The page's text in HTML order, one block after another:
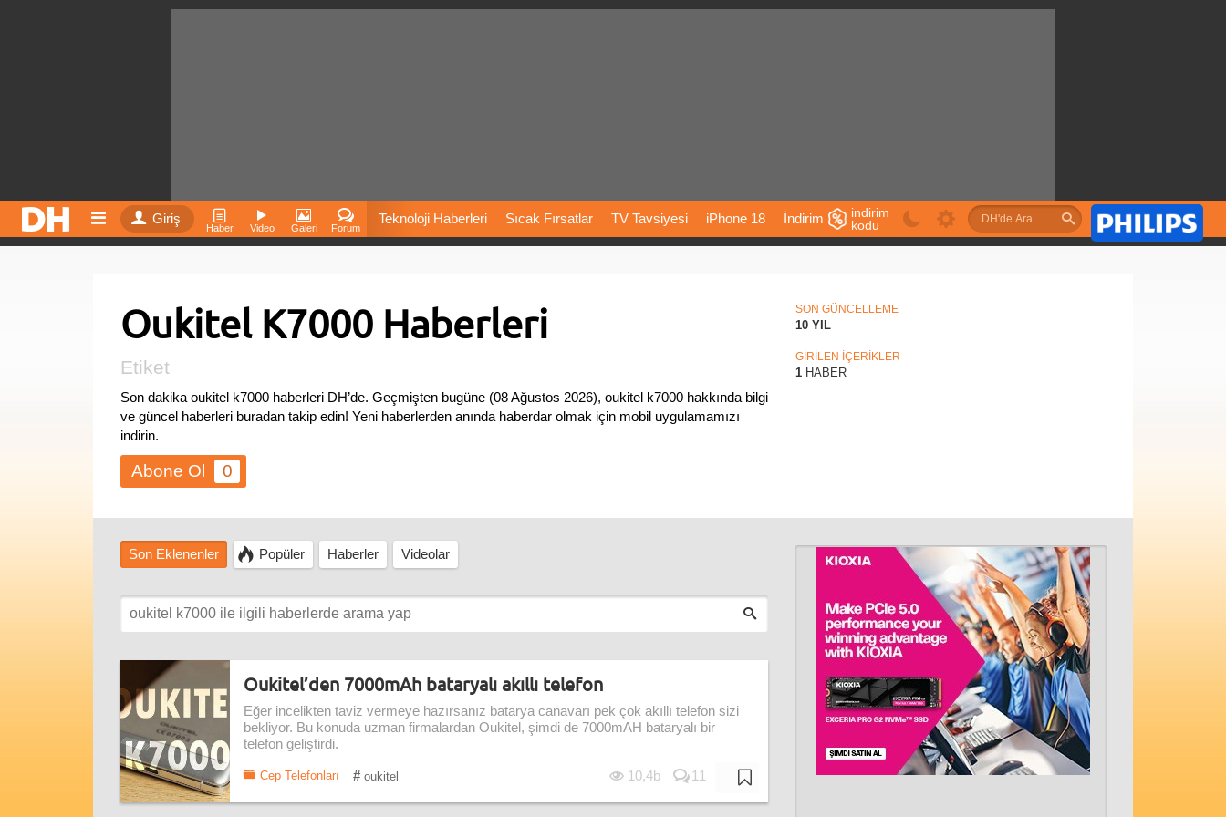
Giriş
Haber Video Galeri Forum
Teknoloji Haberleri Sıcak Fırsatlar TV Tavsiyesi iPhone 18 İndirim
Fiyatları Vizyondaki Filmler Önerileri
indirim
kodu
Oukitel K7000 Haberleri
Etiket
Son dakika oukitel k7000 haberleri DH’de. Geçmişten bugüne (08 Ağustos 2026), oukitel k7000 hakkında bilgi
ve güncel haberleri buradan takip edin! Yeni haberlerden anında haberdar olmak için mobil uygulamamızı
indirin.
0
SON GÜNCELLEME
10 YIL
GİRİLEN İÇERİKLER
1 HABER
Son Eklenenler Popüler Haberler Videolar
Oukitel’den 7000mAh bataryalı akıllı telefon
Eğer incelikten taviz vermeye hazırsanız batarya canavarı pek çok akıllı telefon sizi
bekliyor. Bu konuda uzman firmalardan Oukitel, şimdi de 7000mAH bataryalı bir
telefon geliştirdi.
Cep Telefonları # oukitel 10,4b 11